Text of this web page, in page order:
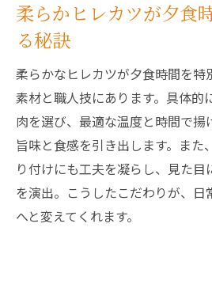
柔らかヒレカツが夕食
る秘訣
柔らかなヒレカツが夕食時間を特
素材と職人技にあります。具体的
肉を選び、最適な温度と時間で揚
旨味と食感を引き出します。また
り付けにも工夫を凝らし、見た目
を演出。こうしたこだわりが、日
へと変えてくれます。